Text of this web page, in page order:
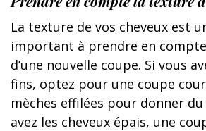
La texture de vos cheveux est
important à prendre en
d’une nouvelle coupe. Si vous
fins, optez pour une coupe
mèches effilées pour donner du
avez les cheveux épais, une